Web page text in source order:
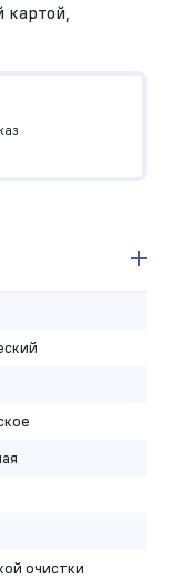
картой,
очистки